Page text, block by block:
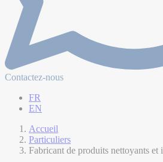
Contactez-nous
FR
EN
Accueil
Particuliers
Fabricant de produits nettoyants et